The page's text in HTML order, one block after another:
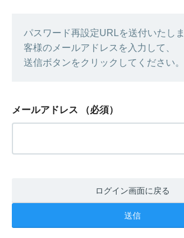
パスワード再設定URLを送付いたし
客様のメールアドレスを入力して、
送信ボタンをクリックしてください。
メールアドレス （必須）
ログイン画面に戻る